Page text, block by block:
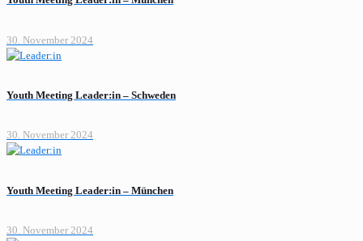
30. November 2024
Youth Meeting Leader:in – Schweden
30. November 2024
Youth Meeting Leader:in – München
30. November 2024